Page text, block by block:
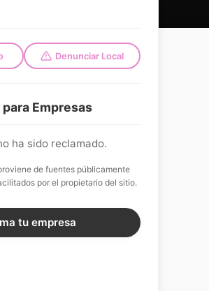
Denunciar Local
Empresas
ha sido reclamado.
de fuentes públicamente
por el propietario del sitio.
tu empresa